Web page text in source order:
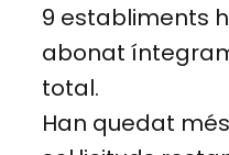
9 establiments
abonat
total.
Han quedat